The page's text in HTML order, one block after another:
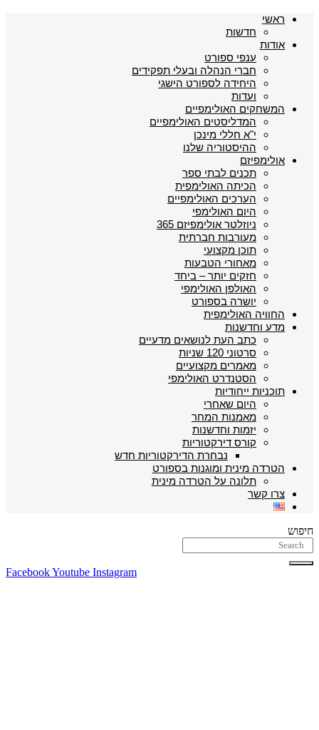
ראשי
חדשות
אודות
ענפי ספורט
חברי הנהלה ובעלי תפקידים
היחידה לספורט הישגי
ועדות
המשחקים האולימפיים
המדליסטים האולימפיים
י"א חללי מינכן
ההיסטוריה שלנו
אולימפיזם
תכנים לבתי ספר
הכיתה האולימפית
הערכים האולימפיים
היום האולימפי
ניוזלטר אולימפיזם 365
מעורבות חברתית
תוכן מקצועי
מאחורי הטבעות
חזקים יותר – ביחד
האולפן האולימפי
יושרה בספורט
החוויה האולימפית
מדע וחדשנות
כתב העת לנושאים מדעיים
סרטוני 120 שניות
מאמרים מקצועיים
הסטנדרט האולימפי
תוכניות ייחודיות
היום שאחרי
מאמנות המחר
יזמות וחדשנות
קורס דירקטוריות
נבחרת הדירקטוריות חדש
הטרדה מינית ומוגנות בספורט
תלונה על הטרדה מינית
צרו קשר
חיפוש
FacebookYoutube Instagram